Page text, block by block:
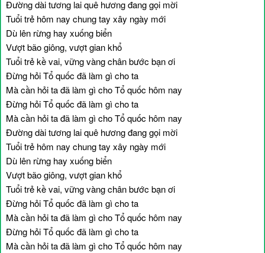
Đường dài tương lai quê hương đang gọi mời
Tuổi trẻ hôm nay chung tay xây ngày mới
Dù lên rừng hay xuống biển
Vượt bão giông, vượt gian khổ
Tuổi trẻ kề vai, vững vàng chân bước bạn ơi
Đừng hỏi Tổ quốc đã làm gì cho ta
Mà cần hỏi ta đã làm gì cho Tổ quốc hôm nay
Đừng hỏi Tổ quốc đã làm gì cho ta
Mà cần hỏi ta đã làm gì cho Tổ quốc hôm nay
Đường dài tương lai quê hương đang gọi mời
Tuổi trẻ hôm nay chung tay xây ngày mới
Dù lên rừng hay xuống biển
Vượt bão giông, vượt gian khổ
Tuổi trẻ kề vai, vững vàng chân bước bạn ơi
Đừng hỏi Tổ quốc đã làm gì cho ta
Mà cần hỏi ta đã làm gì cho Tổ quốc hôm nay
Đừng hỏi Tổ quốc đã làm gì cho ta
Mà cần hỏi ta đã làm gì cho Tổ quốc hôm nay